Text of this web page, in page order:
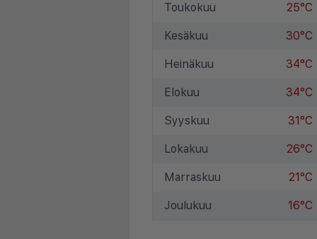
Toukokuu 25°C
Kesäkuu 30°C
Heinäkuu 34°C
Elokuu 34°C
Syyskuu 31°C
Lokakuu 26°C
Marraskuu 21°C
Joulukuu 16°C